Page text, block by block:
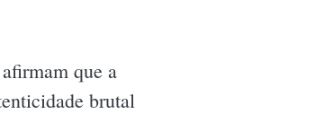
que a
brutal